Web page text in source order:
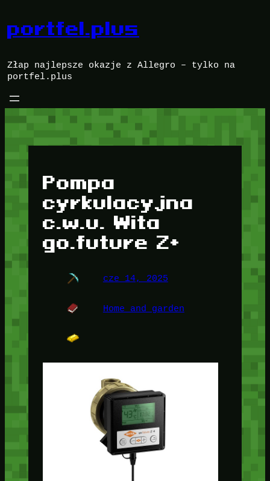
treści
portfel.plus
Złap najlepsze okazje z Allegro – tylko na
portfel.plus
Pompa
cyrkulacyjna
c.w.u. Wita
go.future Z+
cze 14, 2025
Home and garden